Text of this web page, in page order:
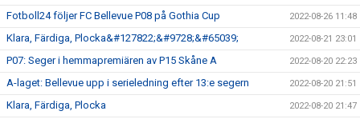
Fotboll24 följer FC Bellevue P08 på Gothia Cup 2022-08-26 11:48
Klara, Färdiga, Plocka&#127822;&#9728;&#65039; 2022-08-21 23:01
P07: Seger i hemmapremiären av P15 Skåne A 2022-08-20 22:23
A-laget: Bellevue upp i serieledning efter 13:e segern 2022-08-20 21:51
Klara, Färdiga, Plocka 2022-08-20 21:47